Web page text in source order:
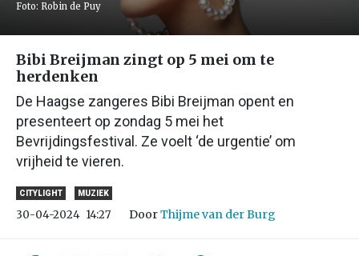
Foto: Robin de Puy
Bibi Breijman zingt op 5 mei om te
herdenken
De Haagse zangeres Bibi Breijman opent en
presenteert op zondag 5 mei het
Bevrijdingsfestival. Ze voelt ‘de urgentie’ om
vrijheid te vieren.
CITYLIGHT MUZIEK
30-04-2024 14:27 DoorThijme van der Burg